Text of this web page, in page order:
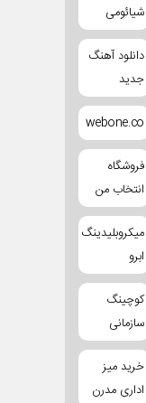
شیائومی
دانلود آهنگ
جدید
webone.co
فروشگاه
انتخاب من
میکروبلیدینگ
ابرو
کوچینگ
سازمانی
خرید میز
اداری مدرن